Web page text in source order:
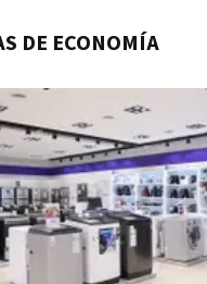
DE ECONOMÍA